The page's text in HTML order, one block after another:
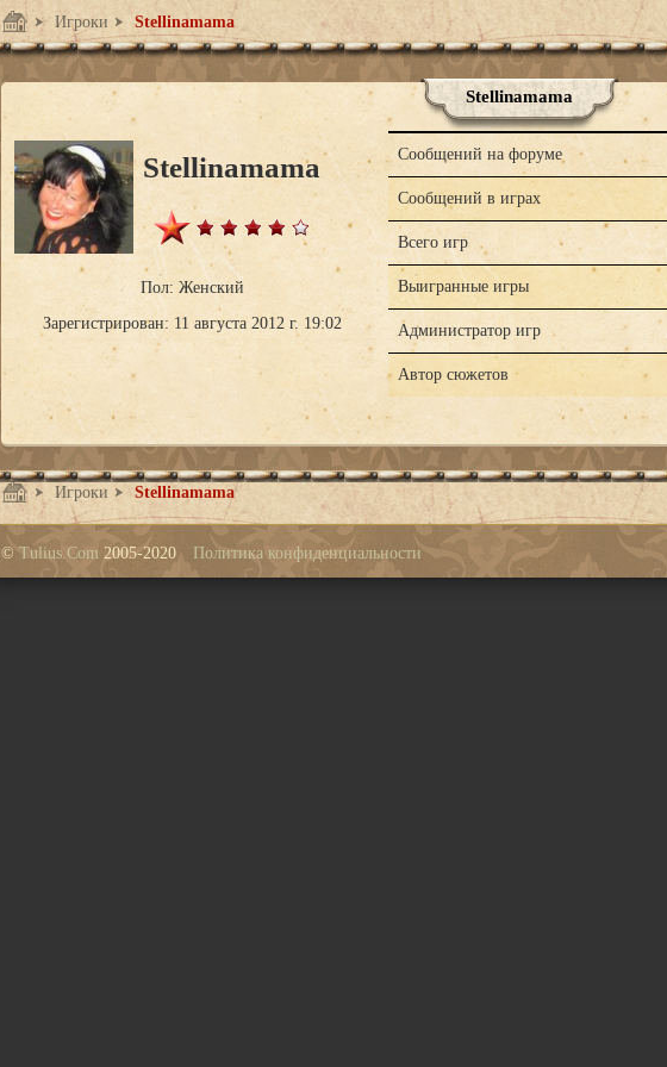
Игроки Stellinamama
Stellinamama
Stellinamama
Пол: Женский
Зарегистрирован: 11 августа 2012 г. 19:02
Сообщений на форуме
Сообщений в играх
Всего игр
Выигранные игры
Администратор игр
Автор сюжетов
Игроки Stellinamama
©Tulius.Com 2005-2020 Политика конфиденциальности